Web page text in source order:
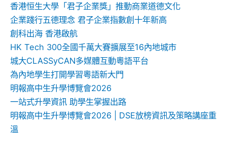
香港恒生大學「君子企業獎」推動商業道德文化
企業踐行五德理念 君子企業指數創十年新高
創科出海 香港啟航
HK Tech 300全國千萬大賽擴展至16內地城市
城大CLASSyCAN多媒體互動粵語平台
為內地學生打開學習粵語新大門
明報高中生升學博覽會2026
一站式升學資訊 助學生掌握出路
明報高中生升學博覽會2026 | DSE放榜資訊及策略講座重
溫